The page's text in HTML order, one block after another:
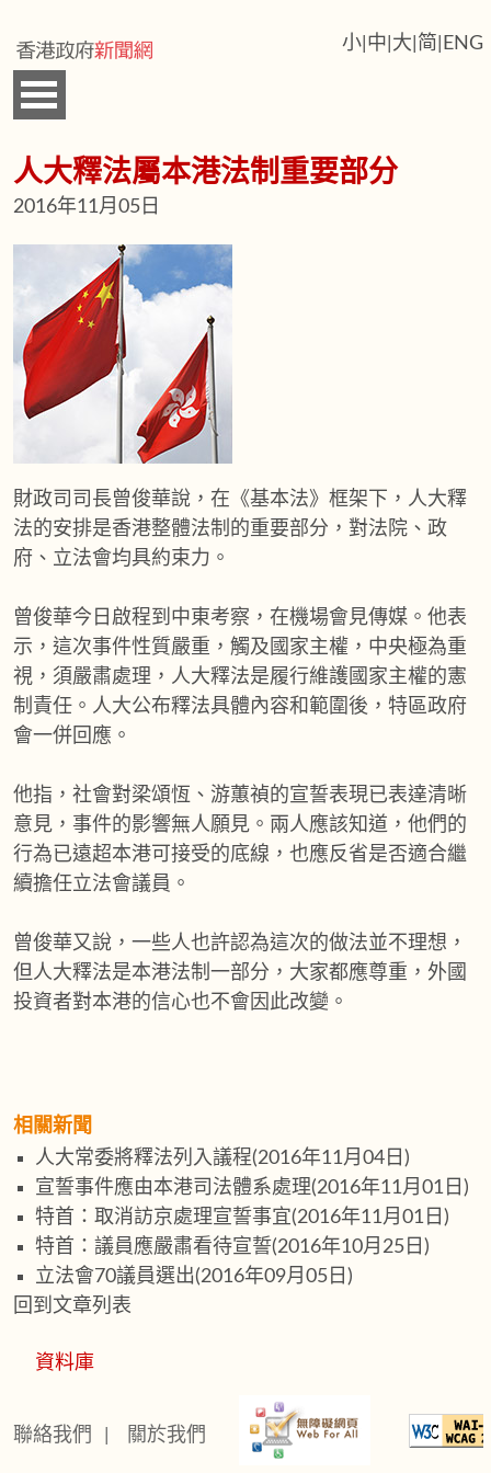
ENG
简
大
中
小
人大釋法屬本港法制重要部分
2016年11月05日
財政司司長曾俊華說，在《基本法》框架下，人大釋
法的安排是香港整體法制的重要部分，對法院、政
府、立法會均具約束力。
曾俊華今日啟程到中東考察，在機場會見傳媒。他表
示，這次事件性質嚴重，觸及國家主權，中央極為重
視，須嚴肅處理，人大釋法是履行維護國家主權的憲
制責任。人大公布釋法具體內容和範圍後，特區政府
會一併回應。
他指，社會對梁頌恆、游蕙禎的宣誓表現已表達清晰
意見，事件的影響無人願見。兩人應該知道，他們的
行為已遠超本港可接受的底線，也應反省是否適合繼
續擔任立法會議員。
曾俊華又說，一些人也許認為這次的做法並不理想，
但人大釋法是本港法制一部分，大家都應尊重，外國
投資者對本港的信心也不會因此改變。
相關新聞
人大常委將釋法列入議程(2016年11月04日)
宣誓事件應由本港司法體系處理(2016年11月01日)
特首：取消訪京處理宣誓事宜(2016年11月01日)
特首：議員應嚴肅看待宣誓(2016年10月25日)
立法會70議員選出(2016年09月05日)
回到文章列表
資料庫
聯絡我們 關於我們